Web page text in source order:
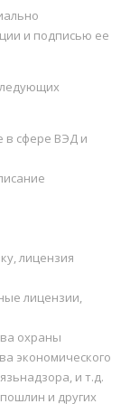
и подписью ее
в сфере ВЭД и
лицензия
лицензии,
охраны
экономического
и т.д.
и других